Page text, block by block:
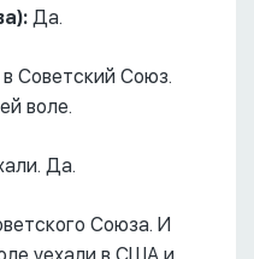
Да.
Советский Союз.
воле.
Да.
Союза. И